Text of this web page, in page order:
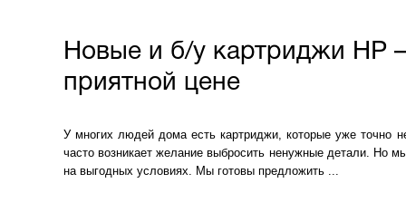
Новые и б/у картриджи HP
приятной цене
У многих людей дома есть картриджи, которые уже точно
часто возникает желание выбросить ненужные детали. Но
на выгодных условиях. Мы готовы предложить ...